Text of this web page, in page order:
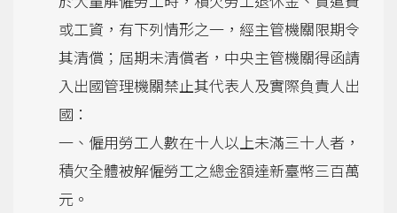
或工資，有下列情形之一，經主管機關限期令
其清償；屆期未清償者，中央主管機關得函請
入出國管理機關禁止其代表人及實際負責人出
國：
一、僱用勞工人數在十人以上未滿三十人者，
積欠全體被解僱勞工之總金額達新臺幣三百萬
元。